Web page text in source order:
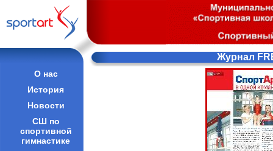
О нас
История
Новости
СШ по
спортивной
гимнастике
Журнал